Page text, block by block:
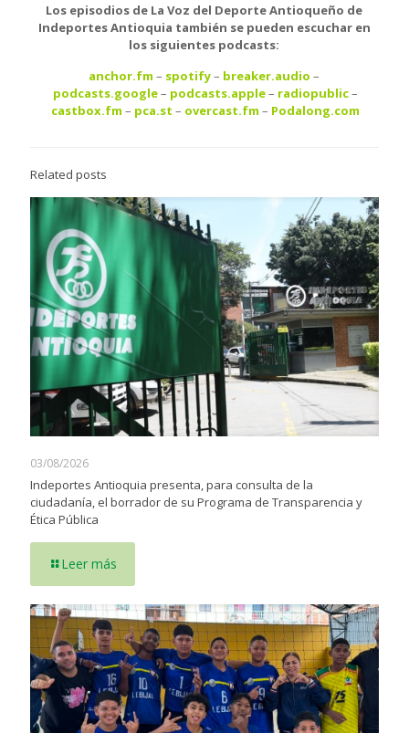
Los episodios de La Voz del Deporte Antioqueño de
Indeportes Antioquia también se pueden escuchar en
los siguientes podcasts:
anchor.fm – spotify– breaker.audio –
podcasts.google– podcasts.apple– radiopublic–
castbox.fm – pca.st – overcast.fm – Podalong.com
Related posts
03/08/2026
Indeportes Antioquia presenta, para consulta de la
ciudadanía, el borrador de su Programa de Transparencia y
Ética Pública
Leer más